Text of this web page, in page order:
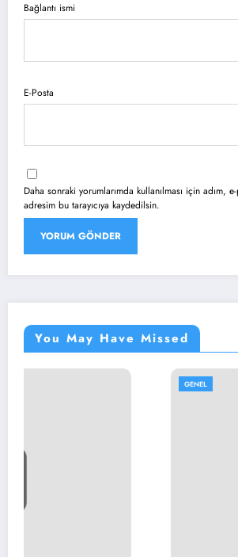
Bağlantı ismi
E-Posta
Daha sonraki yorumlarımda kullanılması için adım,
adresim bu tarayıcıya kaydedilsin.
You May Have Missed